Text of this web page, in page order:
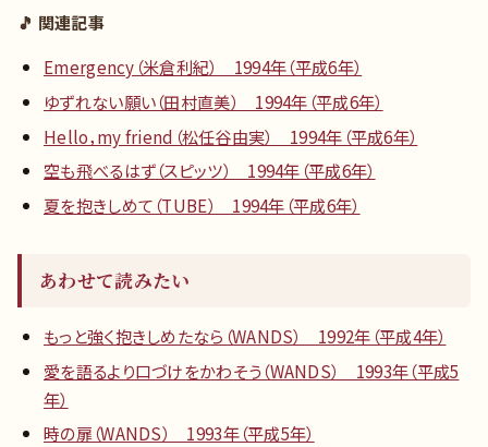
🎵 関連記事
Emergency（米倉利紀） 1994年（平成6年）
ゆずれない願い（田村直美） 1994年（平成6年）
Hello，my friend（松任谷由実） 1994年（平成6年）
空も飛べるはず（スピッツ） 1994年（平成6年）
夏を抱きしめて（TUBE） 1994年（平成6年）
あわせて読みたい
もっと強く抱きしめたなら（WANDS） 1992年（平成4年）
愛を語るより口づけをかわそう（WANDS） 1993年（平成5
年）
時の扉（WANDS） 1993年（平成5年）